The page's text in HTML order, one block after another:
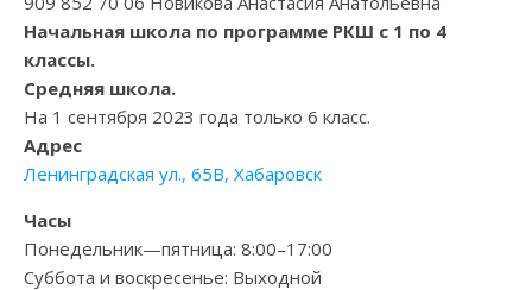
Начальная школа по программе РКШ с 1 по 4
классы.
Средняя школа.
На 1 сентября 2023 года только 6 класс.
Адрес
Ленинградская ул., 65В, Хабаровск
Часы
Понедельник—пятница: 8:00–17:00
Суббота и воскресенье: Выходной